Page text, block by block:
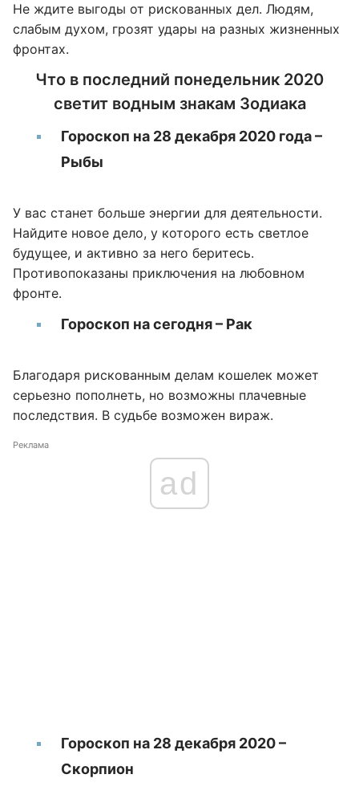
Не ждите выгоды от рискованных дел. Людям,
слабым духом, грозят удары на разных жизненных
фронтах.
Что в последний понедельник 2020
светит водным знакам Зодиака
Гороскоп на 28 декабря 2020 года –
Рыбы
У вас станет больше энергии для деятельности.
Найдите новое дело, у которого есть светлое
будущее, и активно за него беритесь.
Противопоказаны приключения на любовном
фронте.
Гороскоп на сегодня – Рак
Благодаря рискованным делам кошелек может
серьезно пополнеть, но возможны плачевные
последствия. В судьбе возможен вираж.
Реклама
ad
Гороскоп на 28 декабря 2020 –
Скорпион